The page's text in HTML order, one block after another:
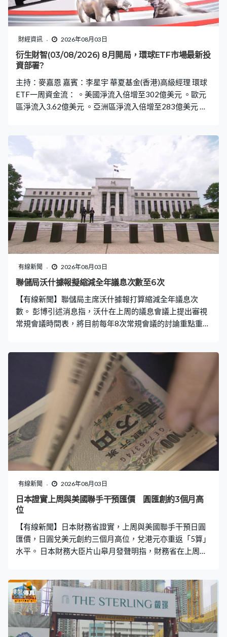
財經資訊 2026年08月03日
衍生財智(03/08/2026) 8月開局，環球ETF市場最新投
資部署?
主持：麥嘉恩 嘉賓：李星宇 華夏基金(香港)高級經理 環球
ETF一周資金流： 。美國淨流入倍增至302億美元 。歐元
區淨流入3.62億美元 。亞洲區淨流入倍增至283億美元 。
有線新聞 2026年08月03日
聯儲局沃什據報擬縮減全年議息次數至6次
【有線新聞】聯儲局主席沃什據報打算縮減全年議息次
數。 彭博引述消息指，沃什在上周的議息會議上提出審視
常規會議時間表，將目前每年8次常規會議的討論重點重新
定。 上周會議亦提及能否將政策決定時間表更好地配合主
要經濟數據發布時間，以提升整體決策質素。
有線新聞 2026年08月03日
日本證實上周與美國聯手干預匯價 圓匯創約3個月高
位
【有線新聞】日本財務省證實，上周與美國聯手干預日圓
匯價，日圓兌美元創約三個月高位，兌港元亦重返「5算」
水平。 日本財務大臣片山皋月發聲明指，財務省在上周五
發展，並會與美國緊密溝通，未來會毫不猶豫採取干預措
施。日圓匯價連升三日，高見155兌一美元水平，創大約
三個月高位。